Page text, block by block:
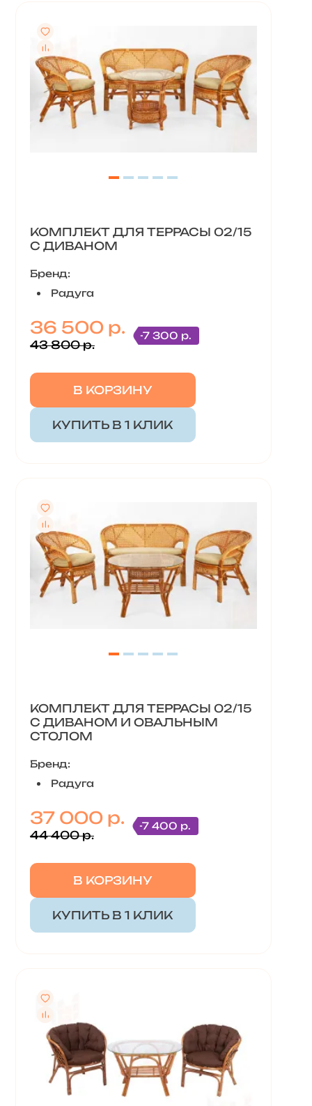
КОМПЛЕКТ ДЛЯ ТЕРРАСЫ 02/15
С ДИВАНОМ
Бренд:
Радуга
36 500 р.
43 800 р.
-7 300 р.
В КОРЗИНУ
КУПИТЬ В 1 КЛИК
КОМПЛЕКТ ДЛЯ ТЕРРАСЫ 02/15
С ДИВАНОМ И ОВАЛЬНЫМ
СТОЛОМ
Бренд:
Радуга
37 000 р.
44 400 р.
-7 400 р.
В КОРЗИНУ
КУПИТЬ В 1 КЛИК